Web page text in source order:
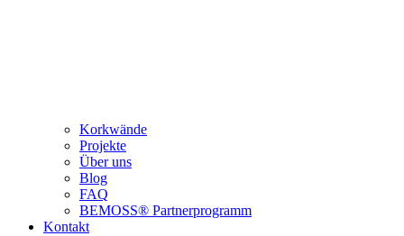
Korkwände
Projekte
Über uns
Blog
FAQ
BEMOSS® Partnerprogramm​
Kontakt